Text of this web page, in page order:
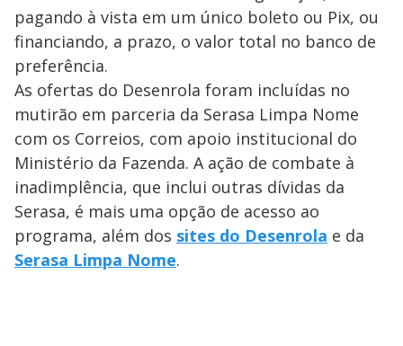
pagando à vista em um único boleto ou Pix, ou
financiando, a prazo, o valor total no banco de
preferência.
As ofertas do Desenrola foram incluídas no
mutirão em parceria da Serasa Limpa Nome
com os Correios, com apoio institucional do
Ministério da Fazenda. A ação de combate à
inadimplência, que inclui outras dívidas da
Serasa, é mais uma opção de acesso ao
programa, além dos sites do Desenrola e da
Serasa Limpa Nome.